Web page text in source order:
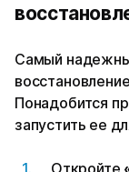
Самый
Понадобится
запустить ее
Откройте